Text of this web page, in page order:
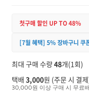
첫구매 할인 UP TO 48%
[7월 혜택] 5% 장바구니 쿠
최대 구매 수량48개(1회)
택배 3,000원 (주문 시 결
30,000원 이상 구매 시 무료